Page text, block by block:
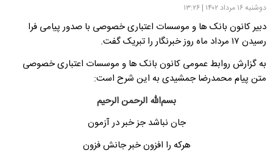
دوشنبه ۱۶ مرداد ۱۴۰۲ | ۱۳:۲۶
دبیر کانون بانک ها و موسسات اعتباری خصوصی با صدور پیامی فرا
رسیدن ۱۷ مرداد ماه روز خبرنگار را تبریک گفت.
به گزارش روابط عمومی کانون بانک ها و موسسات اعتباری خصوصی
متن پیام محمدرضا جمشیدی به این شرح است:
بسم‌الله الرحمن الرحیم
جان نباشد جز خبر در آزمون
هرکه را افزون خبر جانش فزون